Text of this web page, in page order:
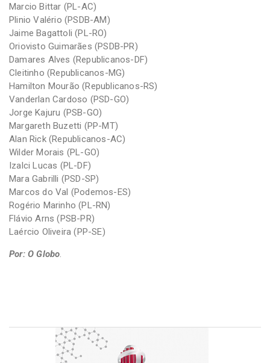
Marcio Bittar (PL-AC)
Plinio Valério (PSDB-AM)
Jaime Bagattoli (PL-RO)
Oriovisto Guimarães (PSDB-PR)
Damares Alves (Republicanos-DF)
Cleitinho (Republicanos-MG)
Hamilton Mourão (Republicanos-RS)
Vanderlan Cardoso (PSD-GO)
Jorge Kajuru (PSB-GO)
Margareth Buzetti (PP-MT)
Alan Rick (Republicanos-AC)
Wilder Morais (PL-GO)
Izalci Lucas (PL-DF)
Mara Gabrilli (PSD-SP)
Marcos do Val (Podemos-ES)
Rogério Marinho (PL-RN)
Flávio Arns (PSB-PR)
Laércio Oliveira (PP-SE)
Por: O Globo